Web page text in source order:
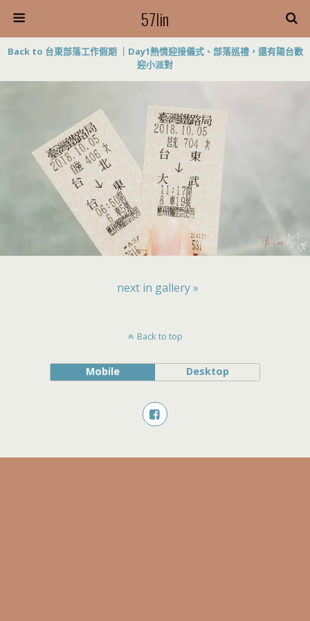
57lin
Back to 台東部落工作假期 ｜Day1熱情迎接儀式、部落巡禮，還有陽台歡
迎小派對
next in gallery »
Back to top
Mobile Desktop